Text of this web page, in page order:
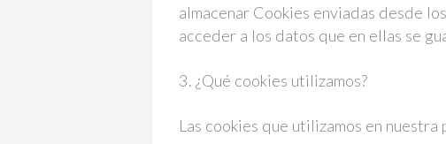
almacenar Cookies enviadas desde
acceder a los datos que en ellas se
3. ¿Qué cookies utilizamos?
Las cookies que utilizamos en nuestra